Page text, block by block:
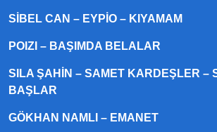
SIBEL CAN – EYPIO – KIYAMAM
POIZI – BAŞIMDA BELALAR
SILA ŞAHIN – SAMET KARDEŞLER –
BAŞLAR
GÖKHAN NAMLI – EMANET